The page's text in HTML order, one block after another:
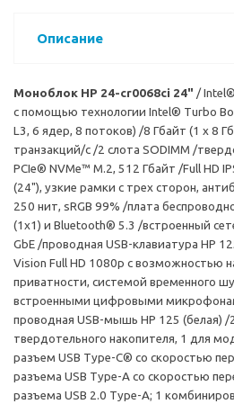
Описание
Моноблок HP 24-cr0068ci 24" /
с помощью технологии Intel® Turbo
L3, 6 ядер, 8 потоков) /8 Гбайт (1 x 8
транзакций/с /2 слота SODIMM /
PCIe® NVMe™ M.2, 512 Гбайт /Full HD
(24"), узкие рамки с трех сторон,
250 нит, sRGB 99% /плата
(1x1) и Bluetooth® 5.3 /встроенный
GbE /проводная USB-клавиатура HP
Vision Full HD 1080p с возможностью
приватности, системой временного
встроенными цифровыми
проводная USB-мышь HP 125 (белая) /
твердотельного накопителя, 1 для
разъем USB Type-C® со скоростью
разъема USB Type-A со скоростью
разъема USB 2.0 Type-A; 1